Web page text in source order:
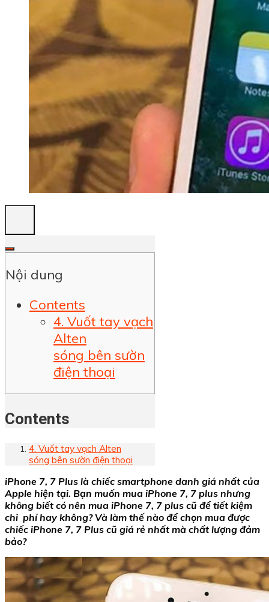
Nội dung
Contents
4. Vuốt tay vạch
Alten
sóng bên sườn
điện thoại
Contents
4. Vuốt tay vạch Alten
sóng bên sườn điện thoại
iPhone 7, 7 Plus là chiếc smartphone danh giá nhất của
Apple hiện tại. Bạn muốn mua iPhone 7, 7 plus nhưng
không biết có nên mua iPhone 7, 7 plus cũ để tiết kiệm
chi phí hay không? Và làm thế nào để chọn mua được
chiếc iPhone 7, 7 Plus cũ giá rẻ nhất mà chất lượng đảm
bảo?